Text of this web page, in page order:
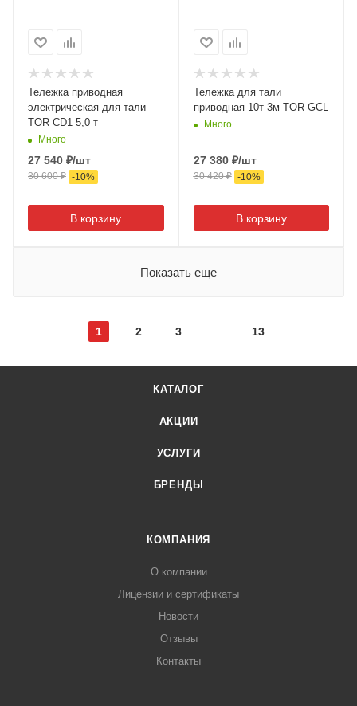
Тележка приводная
электрическая для тали
TOR CD1 5,0 т
Много
27 540 ₽/шт
30 600₽ -10%
В корзину
Тележка для тали
приводная 10т 3м TOR GCL
Много
27 380₽/шт
30 420₽ -10%
В корзину
Показать еще
1 2 3 13
КАТАЛОГ
АКЦИИ
УСЛУГИ
БРЕНДЫ
КОМПАНИЯ
О компании
Лицензии и сертификаты
Новости
Отзывы
Контакты